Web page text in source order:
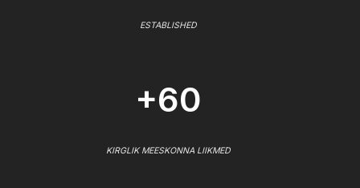
ESTABLISHED
+60
KIRGLIK MEESKONNA LIIKMED